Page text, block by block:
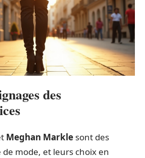
des
Meghan Markle sont des
mode, et leurs choix en